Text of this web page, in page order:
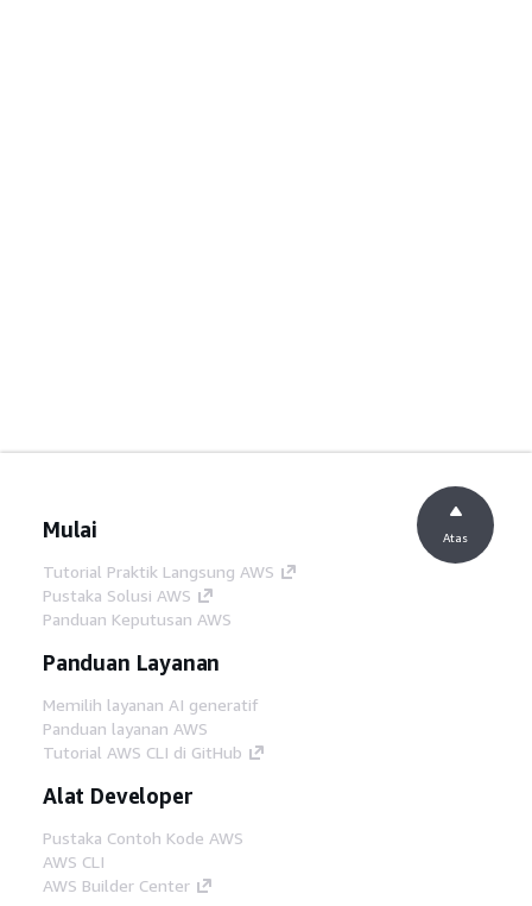
Mulai
Tutorial Praktik Langsung AWS
Pustaka Solusi AWS
Panduan Keputusan AWS
Panduan Layanan
Memilih layanan AI generatif
Panduan layanan AWS
Tutorial AWS CLI di GitHub
Alat Developer
Pustaka Contoh Kode AWS
AWS CLI
AWS Builder Center
Atas